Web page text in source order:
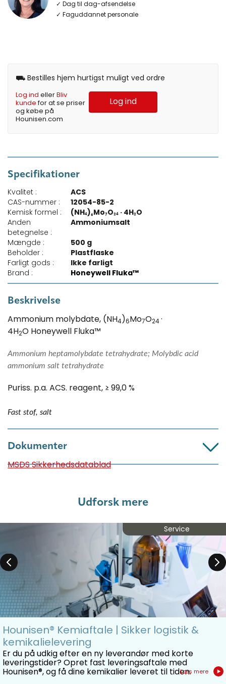
✓ Dag til dag-afsendelse
✓ Faguddannet personale
⛟ Bestilles hjem hurtigst muligt ved ordre
Log ind ellerBliv
kundefor at se priser
og købe på
Hounisen.com
Log ind
Specifikationer
Kvalitet :
ACS
CAS-nummer :
12054-85-2
Kemisk formel :
(NH₄)₆Mo₇O₂₄ · 4H₂O
Anden
betegnelse :
Ammoniumsalt
Mængde :
500 g
Beholder :
Plastflaske
Farligt gods :
Ikke farligt
Brand :
Honeywell Fluka™
Beskrivelse
Ammonium molybdate, (NH4)6Mo7O24·
4H2O Honeywell Fluka™
Ammonium heptamolybdate tetrahydrate; Molybdic acid
ammonium salt tetrahydrate
Puriss. p.a. ACS. reagent, ≥ 99,0 %
Fast stof, salt
Dokumenter
MSDS Sikkerhedsdatablad
Udforsk mere
Service
Hounisen® Kemiaftale | Sikker logistik &
kemikalielevering
Er du på udkig efter en ny leverandør med korte
leveringstider? Opret fast leveringsaftale med
Hounisen®, og få dine kemikalier leveret til tiden.Læs mere